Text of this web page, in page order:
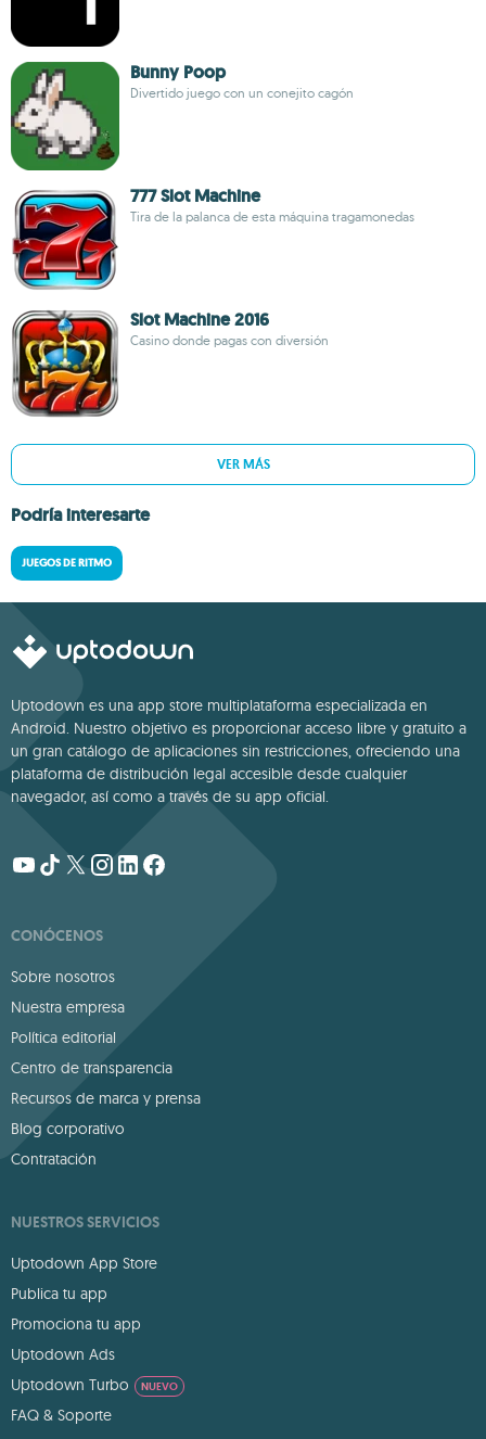
Bunny Poop
Divertido juego con un conejito cagón
777 Slot Machine
Tira de la palanca de esta máquina tragamonedas
Slot Machine 2016
Casino donde pagas con diversión
VER MÁS
Podría interesarte
JUEGOS DE RITMO
Uptodown es una app store multiplataforma especializada en
Android. Nuestro objetivo es proporcionar acceso libre y gratuito a
un gran catálogo de aplicaciones sin restricciones, ofreciendo una
plataforma de distribución legal accesible desde cualquier
navegador, así como a través de su app oficial.
CONÓCENOS
Sobre nosotros
Nuestra empresa
Política editorial
Centro de transparencia
Recursos de marca y prensa
Blog corporativo
Contratación
NUESTROS SERVICIOS
Uptodown App Store
Publica tu app
Promociona tu app
Uptodown Ads
Uptodown Turbo
NUEVO
FAQ & Soporte